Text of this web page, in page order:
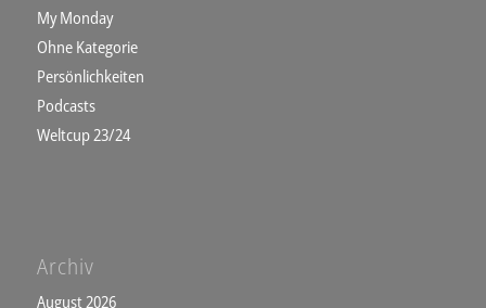
My Monday
Ohne Kategorie
Persönlichkeiten
Podcasts
Weltcup 23/24
Archiv
August 2026